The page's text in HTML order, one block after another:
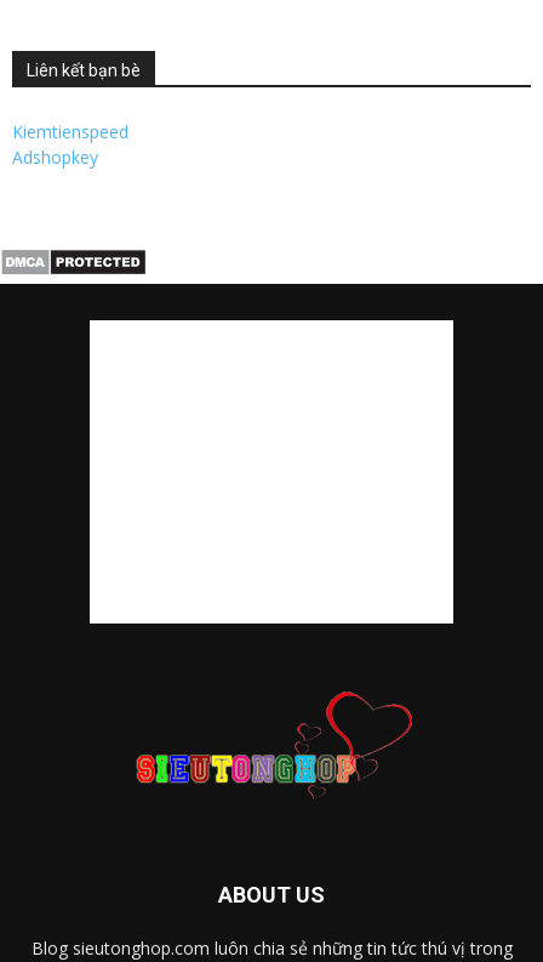
Liên kết bạn bè
Kiemtienspeed
Adshopkey
ABOUT US
Blog sieutonghop.com luôn chia sẻ những tin tức thú vị trong